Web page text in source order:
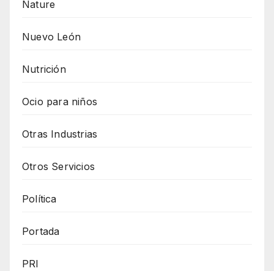
Nature
Nuevo León
Nutrición
Ocio para niños
Otras Industrias
Otros Servicios
Política
Portada
PRI